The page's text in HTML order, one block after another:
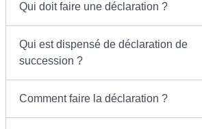
Qui doit faire une déclaration ?
Qui est dispensé de déclaration de
succession ?
Comment faire la déclaration ?